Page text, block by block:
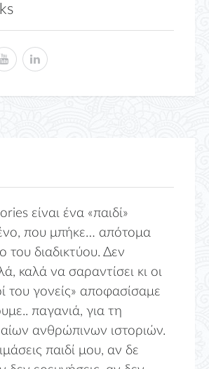
είναι ένα «παιδί»
που μπήκε… απότομα
του διαδικτύου. Δεν
καλά να σαραντίσει κι οι
του γονείς» αποφασίσαμε
παγανιά, για τη
ανθρώπινων ιστοριών.
παιδί μου, αν δε